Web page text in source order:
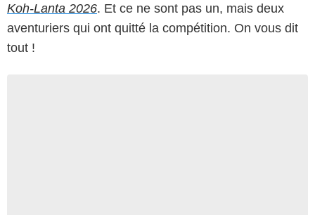
Koh-Lanta 2026. Et ce ne sont pas un, mais deux
aventuriers qui ont quitté la compétition. On vous dit
tout !